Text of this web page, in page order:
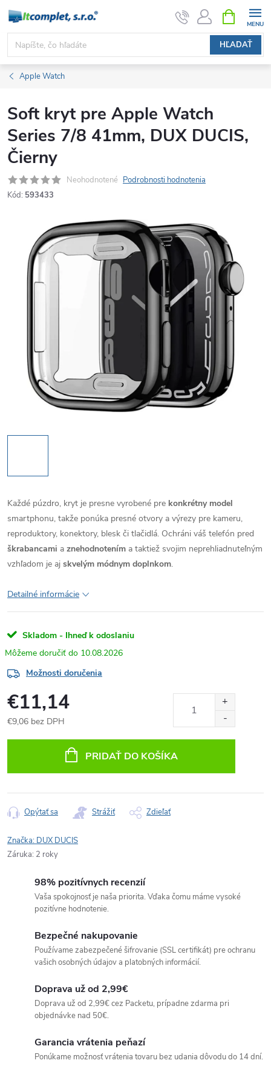
Prejsť
obsah
HĽADAŤ
KOŠÍK
Apple Watch
Soft kryt pre Apple Watch
Series 7/8 41mm, DUX DUCIS,
Čierny
Neohodnotené Podrobnosti hodnotenia
Kód: 593433
Každé púzdro, kryt je presne vyrobené pre konkrétny model
smartphonu, takže ponúka presné otvory a výrezy pre kameru,
reproduktory, konektory, blesk či tlačidlá. Ochráni váš telefón pred
škrabancami a znehodnotením a taktiež svojim neprehliadnuteľným
vzhľadom je aj skvelým módnym doplnkom.
Detailné informácie
Skladom - Ihneď k odoslaniu
10.08.2026
Možnosti doručenia
€11,14
€9,06 bez DPH
PRIDAŤ DO KOŠÍKA
Opýtať sa Strážiť Zdieľať
Značka: DUX DUCIS
Záruka: 2 roky
98% pozitívnych recenzií
Vaša spokojnosť je naša priorita. Vďaka čomu máme vysoké
pozitívne hodnotenie.
Bezpečné nakupovanie
Používame zabezpečené šifrovanie (SSL certifikát) pre ochranu
vašich osobných údajov a platobných informácií.
Doprava už od 2,99€
Doprava už od 2,99€ cez Packetu, prípadne zdarma pri
objednávke nad 50€.
Garancia vrátenia peňazí
Ponúkame možnosť vrátenia tovaru bez udania dôvodu do 14 dní.